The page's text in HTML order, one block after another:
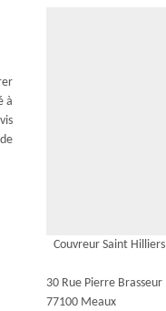
à
Couvreur Saint Hilliers
30 Rue Pierre Brasseur
77100 Meaux